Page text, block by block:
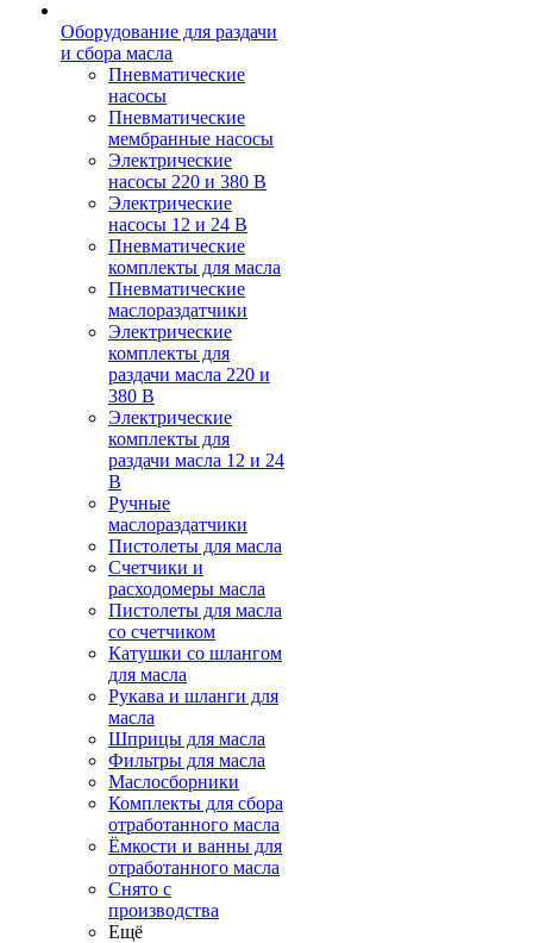
Оборудование для раздачи
и сбора масла
Пневматические
насосы
Пневматические
мембранные насосы
Электрические
насосы 220 и 380 В
Электрические
насосы 12 и 24 В
Пневматические
комплекты для масла
Пневматические
маслораздатчики
Электрические
комплекты для
раздачи масла 220 и
380 В
Электрические
комплекты для
раздачи масла 12 и 24
В
Ручные
маслораздатчики
Пистолеты для масла
Счетчики и
расходомеры масла
Пистолеты для масла
со счетчиком
Катушки со шлангом
для масла
Рукава и шланги для
масла
Шприцы для масла
Фильтры для масла
Маслосборники
Комплекты для сбора
отработанного масла
Ёмкости и ванны для
отработанного масла
Снято с
производства
Ещё